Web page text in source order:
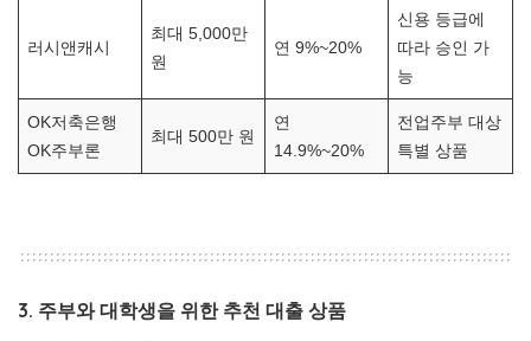
러시앤캐시
최대 5,000만
원
연 9%~20%
신용 등급에
따라 승인 가
능
OK저축은행
OK주부론
최대 500만 원
연
14.9%~20%
전업주부 대상
특별 상품
3. 주부와 대학생을 위한 추천 대출 상품